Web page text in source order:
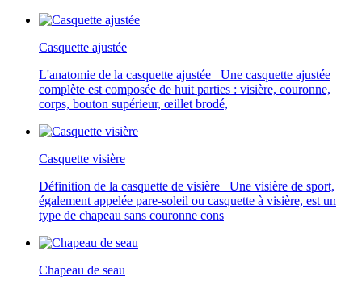
Casquette ajustée
L'anatomie de la casquette ajustée Une casquette ajustée
complète est composée de huit parties : visière, couronne,
corps, bouton supérieur, œillet brodé,
Casquette visière
Définition de la casquette de visière Une visière de sport,
également appelée pare-soleil ou casquette à visière, est un
type de chapeau sans couronne cons
Chapeau de seau